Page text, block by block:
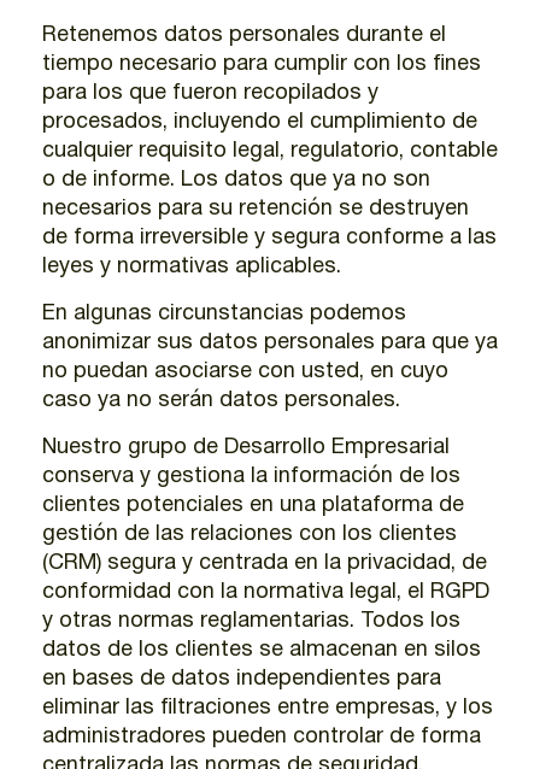
Retenemos datos personales durante el
tiempo necesario para cumplir con los fines
para los que fueron recopilados y
procesados, incluyendo el cumplimiento de
cualquier requisito legal, regulatorio, contable
o de informe. Los datos que ya no son
necesarios para su retención se destruyen
de forma irreversible y segura conforme a las
leyes y normativas aplicables.
En algunas circunstancias podemos
anonimizar sus datos personales para que ya
no puedan asociarse con usted, en cuyo
caso ya no serán datos personales.
Nuestro grupo de Desarrollo Empresarial
conserva y gestiona la información de los
clientes potenciales en una plataforma de
gestión de las relaciones con los clientes
(CRM) segura y centrada en la privacidad, de
conformidad con la normativa legal, el RGPD
y otras normas reglamentarias. Todos los
datos de los clientes se almacenan en silos
en bases de datos independientes para
eliminar las filtraciones entre empresas, y los
administradores pueden controlar de forma